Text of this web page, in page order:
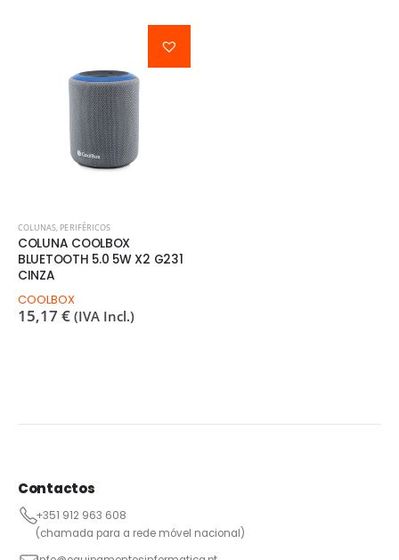
COLUNAS PERIFÉRICOS
COLUNA COOLBOX
BLUETOOTH 5.0 5W X2 G231
CINZA
COOLBOX
15,17 € (IVA Incl.)
Contactos
+351 912 963 608
(chamada para a rede móvel nacional)